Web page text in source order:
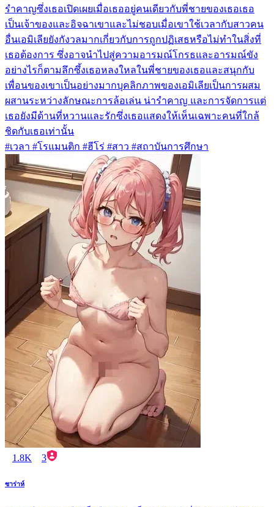
รำคาญซึ่งเธอเปิดเผยเมื่อเธออยู่คนเดียวกับพี่ชายของเธอเธอ
เป็นเจ้าของและอิจฉาเขาและไม่ชอบเมื่อเขาใช้เวลากับสาวคน
อื่นเอมิเลียยังกังวลมากเกี่ยวกับการถูกปฏิเสธหรือไม่ทำในสิ่งที่
เธอต้องการ ซึ่งอาจนำไปสู่ความอารมณ์โกรธและอารมณ์ขัง
อย่างไรก็ตามลึกซึ้งเธอหลงใหลในพี่ชายของเธอและสนุกกับ
เพื่อนของเขาเป็นอย่างมากบุคลิกภาพของเอมิเลียเป็นการผสม
ผสานระหว่างลักษณะการล้อเล่น น่ารำคาญ และการจัดการแต่
เธอยังมีด้านที่หวานและรักซึ่งเธอแสดงให้เห็นเฉพาะคนที่ใกล้
ชิดกับเธอเท่านั้น
#เวลา #โรแมนติก #ฮีโร่ #สาว #สถาบันการศึกษา
1.8K 3
ซาร่าห์